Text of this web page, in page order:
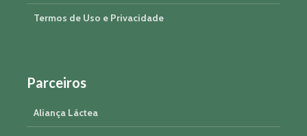
Termos de Uso e Privacidade
Parceiros
Aliança Láctea